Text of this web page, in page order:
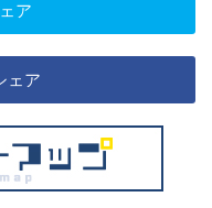
ア
ェア